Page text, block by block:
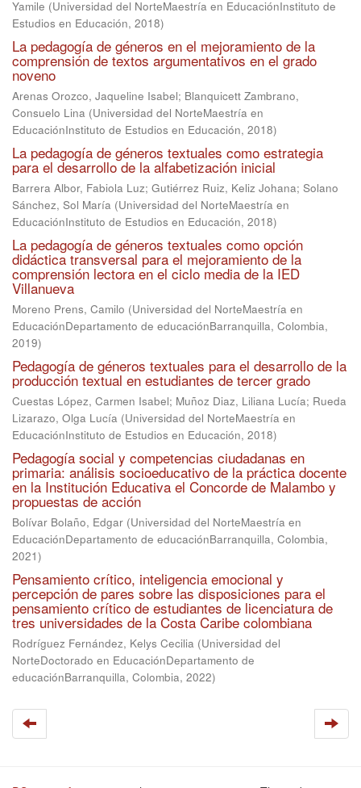
Yamile (Universidad del NorteMaestría en EducaciónInstituto de
Estudios en Educación, 2018)
La pedagogía de géneros en el mejoramiento de la
comprensión de textos argumentativos en el grado
noveno
Arenas Orozco, Jaqueline Isabel; Blanquicett Zambrano,
Consuelo Lina (Universidad del NorteMaestría en
EducaciónInstituto de Estudios en Educación, 2018)
La pedagogía de géneros textuales como estrategia
para el desarrollo de la alfabetización inicial
Barrera Albor, Fabiola Luz; Gutiérrez Ruiz, Keliz Johana; Solano
Sánchez, Sol María (Universidad del NorteMaestría en
EducaciónInstituto de Estudios en Educación, 2018)
La pedagogía de géneros textuales como opción
didáctica transversal para el mejoramiento de la
comprensión lectora en el ciclo media de la IED
Villanueva
Moreno Prens, Camilo (Universidad del NorteMaestría en
EducaciónDepartamento de educaciónBarranquilla, Colombia,
2019)
Pedagogía de géneros textuales para el desarrollo de la
producción textual en estudiantes de tercer grado
Cuestas López, Carmen Isabel; Muñoz Diaz, Liliana Lucía; Rueda
Lizarazo, Olga Lucía (Universidad del NorteMaestría en
EducaciónInstituto de Estudios en Educación, 2018)
Pedagogía social y competencias ciudadanas en
primaria: análisis socioeducativo de la práctica docente
en la Institución Educativa el Concorde de Malambo y
propuestas de acción
Bolívar Bolaño, Edgar (Universidad del NorteMaestría en
EducaciónDepartamento de educaciónBarranquilla, Colombia,
2021)
Pensamiento crítico, inteligencia emocional y
percepción de pares sobre las disposiciones para el
pensamiento crítico de estudiantes de licenciatura de
tres universidades de la Costa Caribe colombiana
Rodríguez Fernández, Kelys Cecilia (Universidad del
NorteDoctorado en EducaciónDepartamento de
educaciónBarranquilla, Colombia, 2022)